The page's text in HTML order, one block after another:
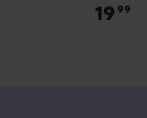
19 99